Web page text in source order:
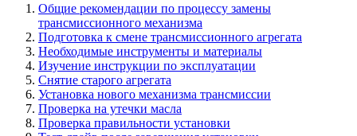
Общие рекомендации по процессу замены
трансмиссионного механизма
Подготовка к смене трансмиссионного агрегата
Необходимые инструменты и материалы
Изучение инструкции по эксплуатации
Снятие старого агрегата
Установка нового механизма трансмиссии
Проверка на утечки масла
Проверка правильности установки